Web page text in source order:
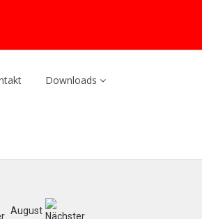
Downloads
August